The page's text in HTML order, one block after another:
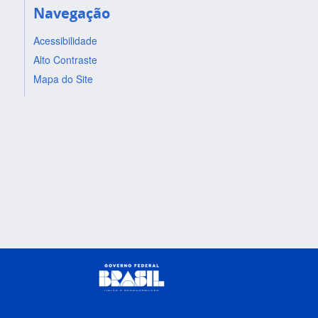
Navegação
Acessibilidade
Alto Contraste
Mapa do Site